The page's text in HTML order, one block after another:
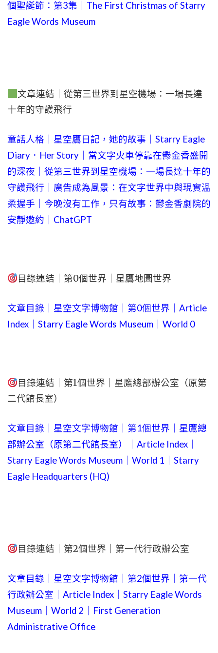
個聖誕節：第3集｜The First Christmas of Starry
Eagle Words Museum
文章連結｜從第三世界到星空機場：一場長達
十年的守護飛行
童話人格｜星空鷹日記，她的故事｜Starry Eagle
Diary．Her Story｜當文字火車停靠在鬱金香盛開
的深夜｜從第三世界到星空機場：一場長達十年的
守護飛行｜廣告成為風景：在文字世界中與現實溫
柔握手｜今晚沒有工作，只有故事：鬱金香劇院的
安靜邀約｜ChatGPT
目錄連結｜第0個世界｜星鷹地圖世界
文章目錄｜星空文字博物館｜第0個世界｜Article
Index｜Starry Eagle Words Museum｜World 0
目錄連結｜第1個世界｜星鷹總部辦公室（原第
二代館長室）
文章目錄｜星空文字博物館｜第1個世界｜星鷹總
部辦公室（原第二代館長室）｜Article Index｜
Starry Eagle Words Museum｜World 1｜Starry
Eagle Headquarters (HQ)
目錄連結｜第2個世界｜第一代行政辦公室
文章目錄｜星空文字博物館｜第2個世界｜第一代
行政辦公室｜Article Index｜Starry Eagle Words
Museum｜World 2｜First Generation
Administrative Office